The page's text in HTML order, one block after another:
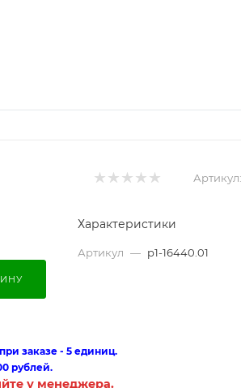
Артикул:
Характеристики
Артикул — p1-16440.01
заказе - 5 единиц.
рублей.
у менеджера.